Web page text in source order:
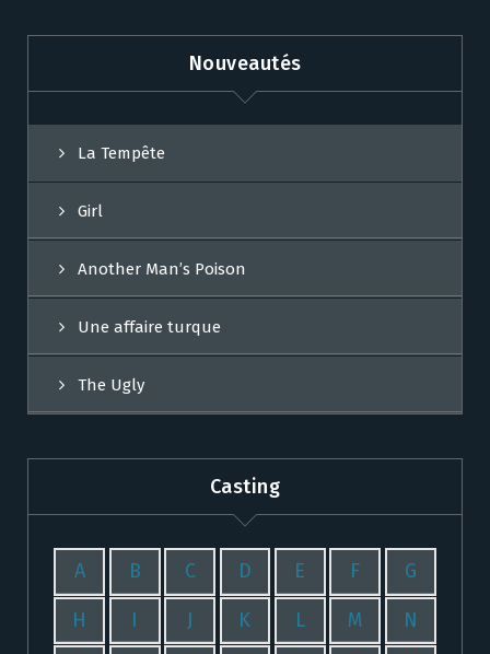
Nouveautés
La Tempête
Girl
Another Man’s Poison
Une affaire turque
The Ugly
Casting
A B C D E F G
H I J K L M N